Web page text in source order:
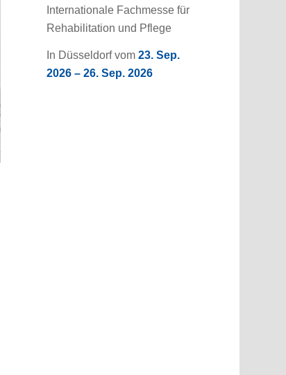
Internationale Fachmesse für
Rehabilitation und Pflege
In Düsseldorf vom23. Sep.
2026 – 26. Sep. 2026